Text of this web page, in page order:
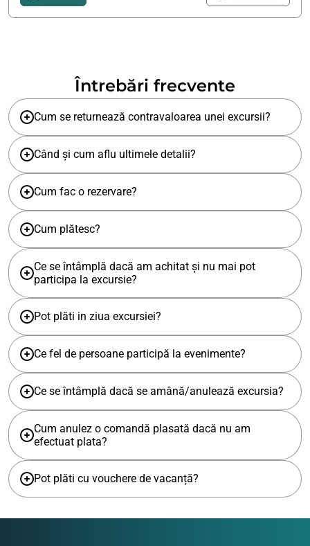
Întrebări frecvente
Cum se returnează contravaloarea unei excursii?
Când și cum aflu ultimele detalii?
Cum fac o rezervare?
Cum plătesc?
Ce se întâmplă dacă am achitat și nu mai pot
participa la excursie?
Pot plăti in ziua excursiei?
Ce fel de persoane participă la evenimente?
Ce se întâmplă dacă se amână/anulează excursia?
Cum anulez o comandă plasată dacă nu am
efectuat plata?
Pot plăti cu vouchere de vacanță?